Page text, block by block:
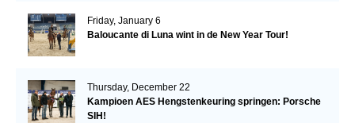
Friday, January 6
Baloucante di Luna wint in de New Year Tour!
Thursday, December 22
Kampioen AES Hengstenkeuring springen: Porsche
SIH!